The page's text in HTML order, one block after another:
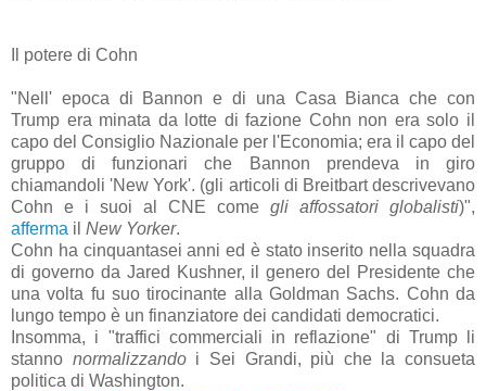
Il potere di Cohn
"Nell' epoca di Bannon e di una Casa Bianca che con
Trump era minata da lotte di fazione Cohn non era solo il
capo del Consiglio Nazionale per l'Economia; era il capo del
gruppo di funzionari che Bannon prendeva in giro
chiamandoli 'New York'. (gli articoli di Breitbart descrivevano
Cohn e i suoi al CNE come gli affossatori globalisti)",
afferma il New Yorker.
Cohn ha cinquantasei anni ed è stato inserito nella squadra
di governo da Jared Kushner, il genero del Presidente che
una volta fu suo tirocinante alla Goldman Sachs. Cohn da
lungo tempo è un finanziatore dei candidati democratici.
Insomma, i "traffici commerciali in reflazione" di Trump li
stanno normalizzandoi Sei Grandi, più che la consueta
politica di Washington.